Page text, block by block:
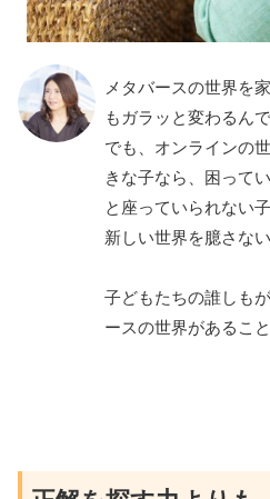
メタバースの世界を
もガラッと変わるん
でも、オンラインの
きな子なら、困って
と座っていられない
新しい世界を臆さな
子どもたちの誰しも
ースの世界があるこ